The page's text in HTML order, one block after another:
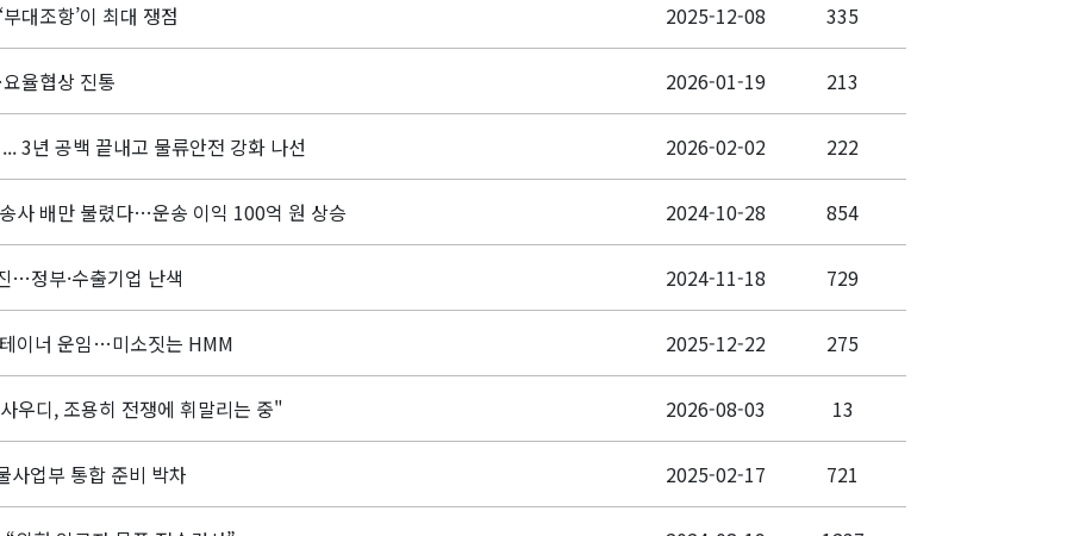
대조항’이 최대 쟁점 2025-12-08 335
율협상 진통 2026-01-19 213
3년 공백 끝내고 물류안전 강화 나선 2026-02-02 222
사 배만 불렸다…운송 이익 100억 원 상승 2024-10-28 854
…정부·수출기업 난색 2024-11-18 729
이너 운임…미소짓는 HMM 2025-12-22 275
디, 조용히 전쟁에 휘말리는 중" 2026-08-03 13
사업부 통합 준비 박차 2025-02-17 721